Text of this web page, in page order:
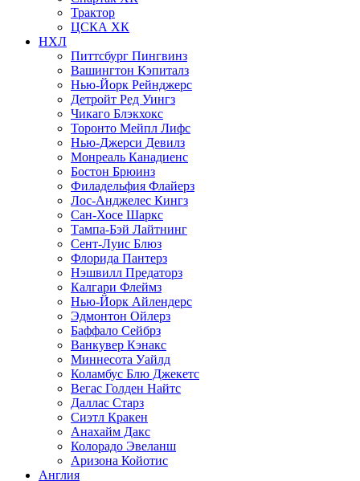
Трактор
ЦСКА ХК
НХЛ
Питтсбург Пингвинз
Вашингтон Кэпиталз
Нью-Йорк Рейнджерс
Детройт Ред Уингз
Чикаго Блэкхокс
Торонто Мейпл Лифс
Нью-Джерси Девилз
Монреаль Канадиенс
Бостон Брюинз
Филадельфия Флайерз
Лос-Анджелес Кингз
Сан-Хосе Шаркс
Тампа-Бэй Лайтнинг
Сент-Луис Блюз
Флорида Пантерз
Нэшвилл Предаторз
Калгари Флеймз
Нью-Йорк Айлендерс
Эдмонтон Ойлерз
Баффало Сейбрз
Ванкувер Кэнакс
Миннесота Уайлд
Коламбус Блю Джекетс
Вегас Голден Найтс
Даллас Старз
Сиэтл Кракен
Анахайм Дакс
Колорадо Эвеланш
Аризона Койотис
Англия